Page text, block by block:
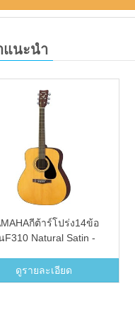
แนะนำ
กีต้าร์โปร่ง14ข้อ
F310 Natural Satin -
ดูรายละเอียด